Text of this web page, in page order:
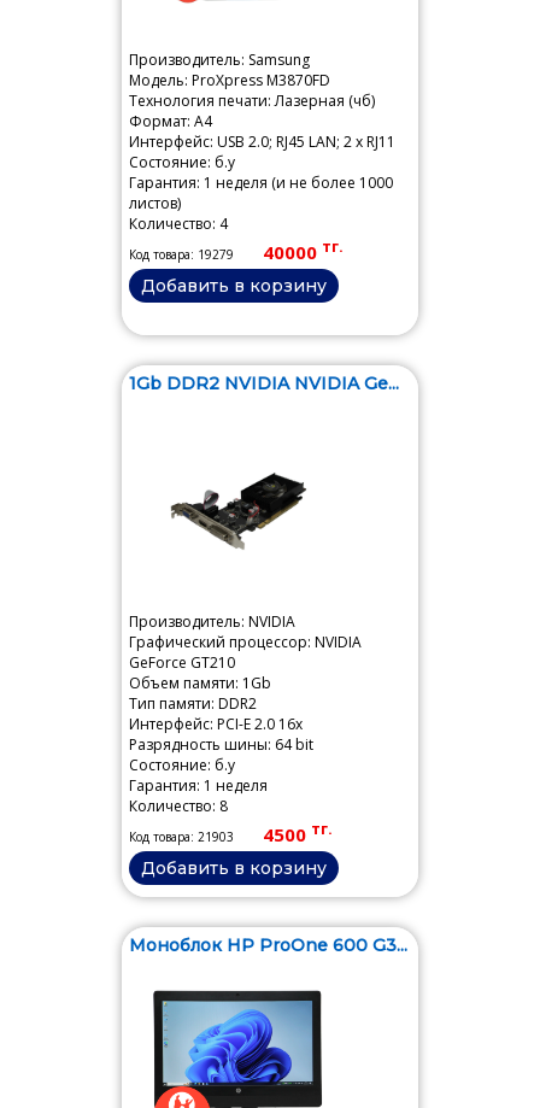
Производитель: Samsung
Модель: ProXpress M3870FD
Технология печати: Лазерная (чб)
Формат: A4
Интерфейс: USB 2.0; RJ45 LAN; 2 x RJ11
Состояние: б.у
Гарантия: 1 неделя (и не более 1000
листов)
Количество: 4
Код товара: 19279 40000 тг.
Добавить в корзину
1Gb DDR2 NVIDIA NVIDIA Ge...
Производитель: NVIDIA
Графический процессор: NVIDIA
GeForce GT210
Объем памяти: 1Gb
Тип памяти: DDR2
Интерфейс: PCI-E 2.0 16x
Разрядность шины: 64 bit
Состояние: б.у
Гарантия: 1 неделя
Количество: 8
Код товара: 21903 4500 тг.
Добавить в корзину
Моноблок HP ProOne 600 G3...